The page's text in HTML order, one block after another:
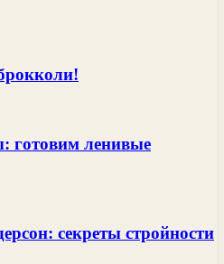
готовим ленивые
секреты стройности